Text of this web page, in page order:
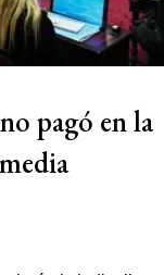
pagó en la